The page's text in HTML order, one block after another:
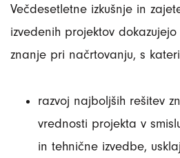
Večdesetletne izkušnje in
izvedenih projektov
znanje pri načrtovanju, s
razvoj najboljših rešitev
vrednosti projekta v
in tehnične izvedbe,